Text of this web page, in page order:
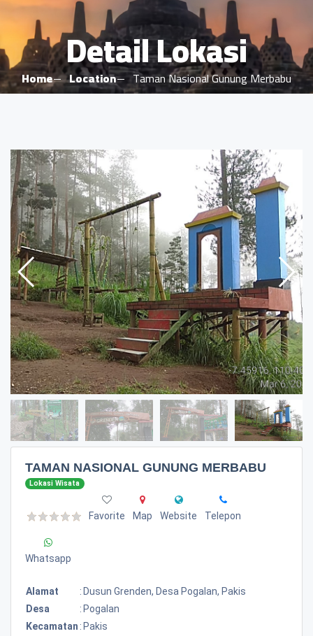
Detail Lokasi
Home Location Taman Nasional Gunung Merbabu
TAMAN NASIONAL GUNUNG MERBABU
Lokasi Wisata
Favorite Map Website Telepon
Whatsapp
Alamat : Dusun Grenden, Desa Pogalan, Pakis
Desa
: Pogalan
Kecamatan : Pakis